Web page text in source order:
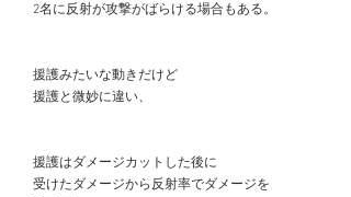
2名に反射が攻撃がばらける場合もある。
援護みたいな動きだけど
援護と微妙に違い、
援護はダメージカットした後に
受けたダメージから反射率でダメージを